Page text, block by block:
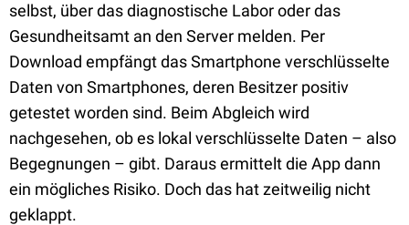
selbst, über das diagnostische Labor oder das
Gesundheitsamt an den Server melden. Per
Download empfängt das Smartphone verschlüsselte
Daten von Smartphones, deren Besitzer positiv
getestet worden sind. Beim Abgleich wird
nachgesehen, ob es lokal verschlüsselte Daten – also
Begegnungen – gibt. Daraus ermittelt die App dann
ein mögliches Risiko. Doch das hat zeitweilig nicht
geklappt.